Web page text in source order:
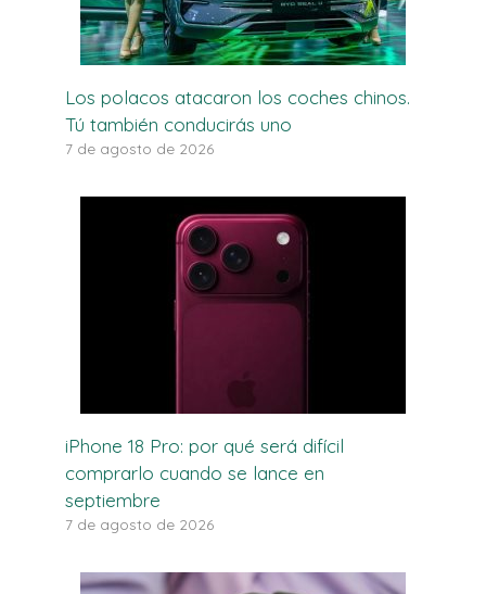
Los polacos atacaron los coches chinos.
Tú también conducirás uno
7 de agosto de 2026
iPhone 18 Pro: por qué será difícil
comprarlo cuando se lance en
septiembre
7 de agosto de 2026